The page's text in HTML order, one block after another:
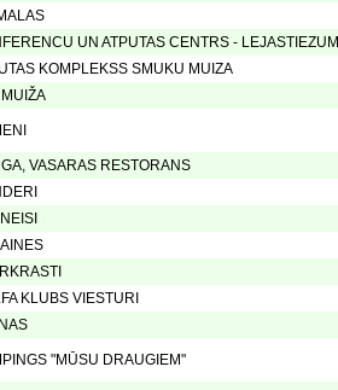
UN ATPUTAS CENTRS - LEJASTIEZUMI
KOMPLEKSS SMUKU MUIZA
VASARAS RESTORANS
KLUBS VIESTURI
"MŪSU DRAUGIEM"